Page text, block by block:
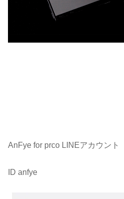
AnFye for prco LINEアカウント
ID anfye